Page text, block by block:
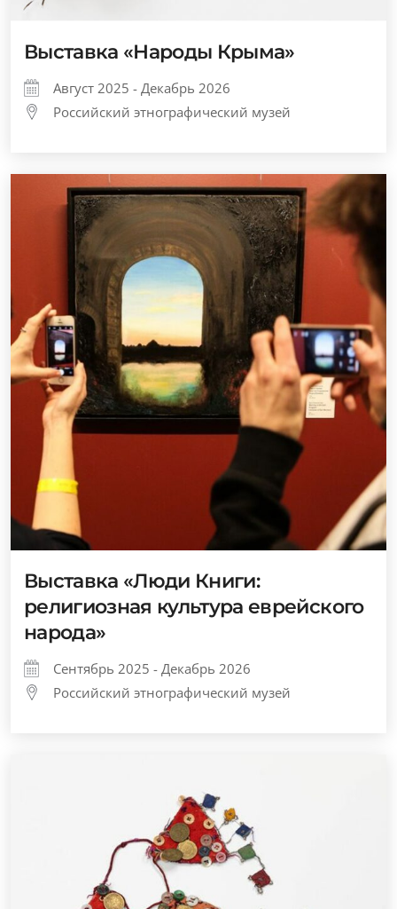
Выставка «Народы Крыма»
Август 2025 - Декабрь 2026
Российский этнографический музей
Выставка «Люди Книги:
религиозная культура еврейского
народа»
Сентябрь 2025 - Декабрь 2026
Российский этнографический музей